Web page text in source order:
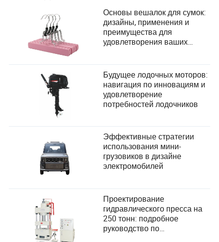
Основы вешалок для сумок:
дизайны, применения и
преимущества для
удовлетворения ваших
Будущее лодочных моторов:
навигация по инновациям и
удовлетворение
потребностей лодочников
Эффективные стратегии
использования мини-
грузовиков в дизайне
электромобилей
Проектирование
гидравлического пресса на
250 тонн: подробное
руководство по